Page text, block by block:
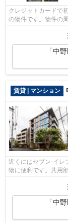
クレジットカードで
の物件です。物件の
「中
賃貸 | マンション
近くにはセブン-イレ
物に便利です。共用
「中